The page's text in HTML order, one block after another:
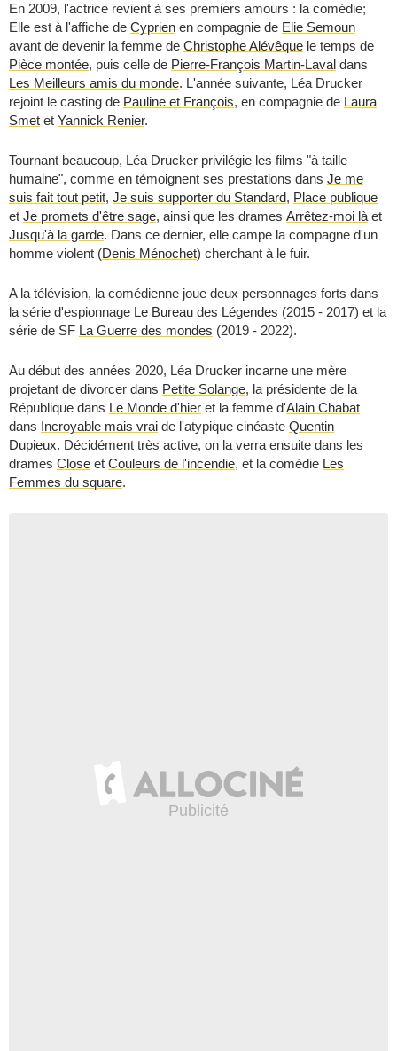
En 2009, l'actrice revient à ses premiers amours : la comédie;
Elle est à l'affiche de Cyprien en compagnie de Elie Semoun
avant de devenir la femme de Christophe Alévêque le temps de
Pièce montée, puis celle de Pierre-François Martin-Laval dans
Les Meilleurs amis du monde. L'année suivante, Léa Drucker
rejoint le casting de Pauline et François, en compagnie de Laura
Smet et Yannick Renier.
Tournant beaucoup, Léa Drucker privilégie les films "à taille
humaine", comme en témoignent ses prestations dans Je me
suis fait tout petit, Je suis supporter du Standard, Place publique
et Je promets d'être sage, ainsi que les drames Arrêtez-moi là et
Jusqu'à la garde. Dans ce dernier, elle campe la compagne d'un
homme violent (Denis Ménochet) cherchant à le fuir.
A la télévision, la comédienne joue deux personnages forts dans
la série d'espionnage Le Bureau des Légendes (2015 - 2017) et la
série de SF La Guerre des mondes (2019 - 2022).
Au début des années 2020, Léa Drucker incarne une mère
projetant de divorcer dans Petite Solange, la présidente de la
République dans Le Monde d'hier et la femme d'Alain Chabat
dans Incroyable mais vrai de l'atypique cinéaste Quentin
Dupieux. Décidément très active, on la verra ensuite dans les
drames Close et Couleurs de l'incendie, et la comédie Les
Femmes du square.